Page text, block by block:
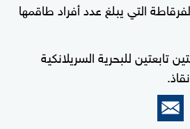
التي يبلغ عدد أفراد طاقمها
تابعتين للبحرية السريلانكية